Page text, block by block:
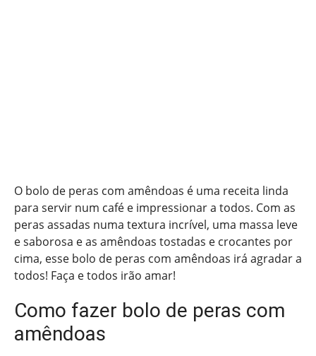
O bolo de peras com amêndoas é uma receita linda
para servir num café e impressionar a todos. Com as
peras assadas numa textura incrível, uma massa leve
e saborosa e as amêndoas tostadas e crocantes por
cima, esse bolo de peras com amêndoas irá agradar a
todos! Faça e todos irão amar!
Como fazer bolo de peras com
amêndoas